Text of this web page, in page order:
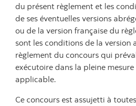
du présent règlement et les
de ses éventuelles versions
ou de la version française du
sont les conditions de la version
règlement du concours qui
exécutoire dans la pleine
applicable.
Ce concours est assujetti à